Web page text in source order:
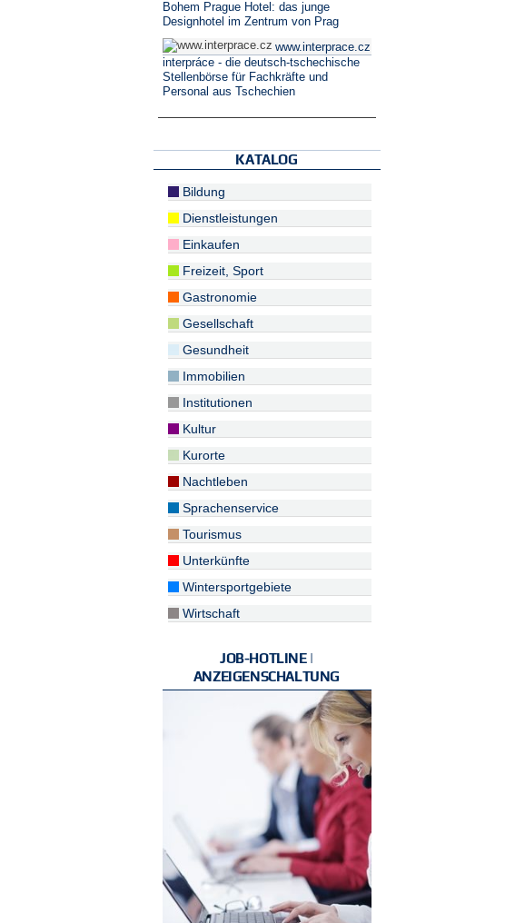
Bohem Prague Hotel: das junge
Designhotel im Zentrum von Prag
www.interprace.cz
interpráce - die deutsch-tschechische
Stellenbörse für Fachkräfte und
Personal aus Tschechien
KATALOG
Bildung
Dienstleistungen
Einkaufen
Freizeit, Sport
Gastronomie
Gesellschaft
Gesundheit
Immobilien
Institutionen
Kultur
Kurorte
Nachtleben
Sprachenservice
Tourismus
Unterkünfte
Wintersportgebiete
Wirtschaft
JOB-HOTLINE |
ANZEIGENSCHALTUNG